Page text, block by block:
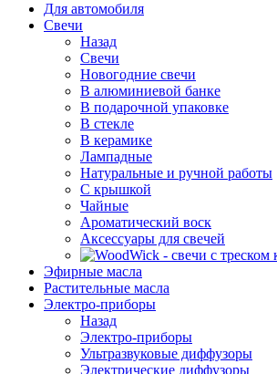
Для автомобиля
Свечи
Назад
Свечи
Новогодние свечи
В алюминиевой банке
В подарочной упаковке
В стекле
В керамике
Лампадные
Натуральные и ручной работы
С крышкой
Чайные
Ароматический воск
Аксессуары для свечей
Эфирные масла
Растительные масла
Электро-приборы
Назад
Электро-приборы
Ультразвуковые диффузоры
Электрические диффузоры